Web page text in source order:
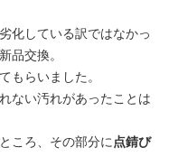
化している訳ではなかっ
品交換。
もらいました。
ない汚れがあったことは
ころ、その部分に 点錆び